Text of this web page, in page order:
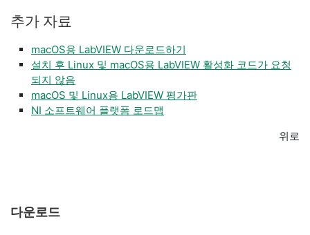
추가 자료
macOS용 LabVIEW 다운로드하기
설치 후 Linux 및 macOS용 LabVIEW 활성화 코드가 요청
되지 않음
macOS 및 Linux용 LabVIEW 평가판
NI 소프트웨어 플랫폼 로드맵
위로
다운로드